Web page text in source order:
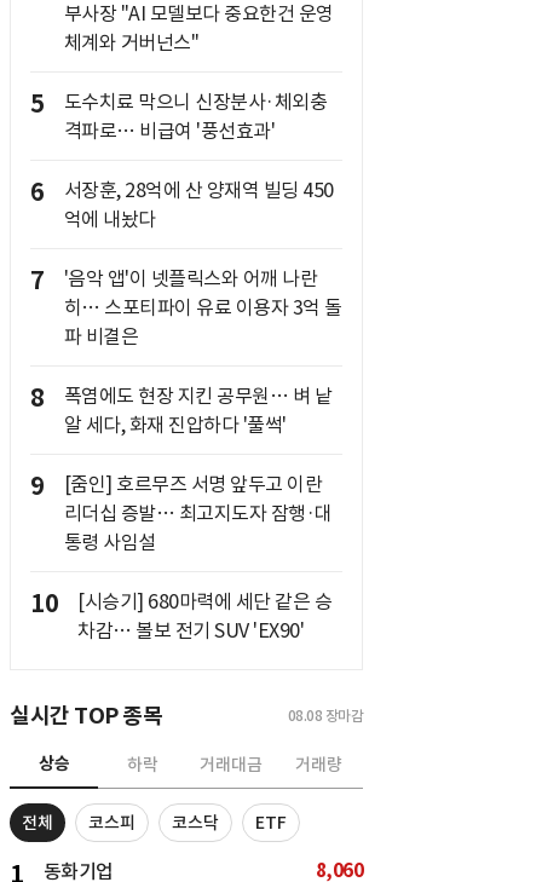
부사장 "AI 모델보다 중요한건 운영
체계와 거버넌스"
5
도수치료 막으니 신장분사·체외충
격파로… 비급여 '풍선효과'
6
서장훈, 28억에 산 양재역 빌딩 450
억에 내놨다
7
'음악 앱'이 넷플릭스와 어깨 나란
히… 스포티파이 유료 이용자 3억 돌
파 비결은
8
폭염에도 현장 지킨 공무원… 벼 낱
알 세다, 화재 진압하다 '풀썩'
9
[줌인] 호르무즈 서명 앞두고 이란
리더십 증발… 최고지도자 잠행·대
통령 사임설
10
[시승기] 680마력에 세단 같은 승
차감… 볼보 전기 SUV 'EX90'
실시간 TOP 종목 08.08 장마감
상승 하락 거래대금 거래량
전체 코스피 코스닥 ETF
1 동화기업 8,060